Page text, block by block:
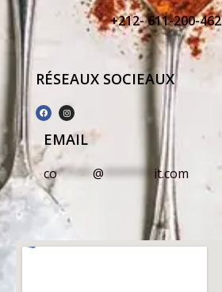
+212- 611-200-462
RÉSEAUX SOCIEAUX
EMAIL
co*****@ ******* it.com